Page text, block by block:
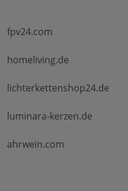
fpv24.com
homeliving.de
lichterkettenshop24.de
luminara-kerzen.de
ahrwein.com